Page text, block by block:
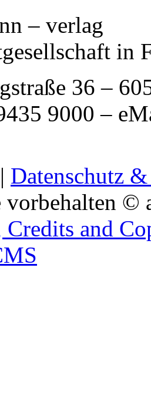
– verlag
in
36 –
9000 –
| Datenschutz
vorbehalten ©
and